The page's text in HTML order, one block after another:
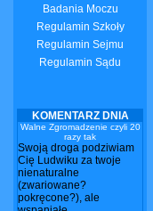
Badania Moczu
Regulamin Szkoły
Regulamin Sejmu
Regulamin Sądu
KOMENTARZ DNIA
Walne Zgromadzenie czyli 20
razy tak
Swoją droga podziwiam
Cię Ludwiku za twoje
nienaturalne
(zwariowane?
pokręcone?), ale